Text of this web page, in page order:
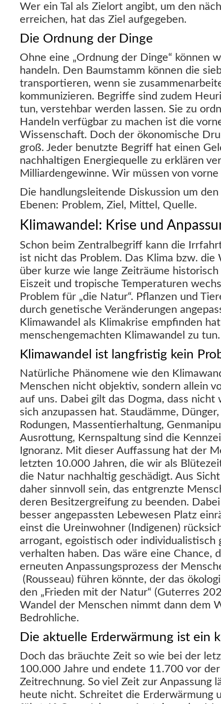
Wer ein Tal als Zielort angibt, um den
erreichen, hat das Ziel aufgegeben.
Die Ordnung der Dinge
Ohne eine „Ordnung der Dinge“ können
handeln. Den Baumstamm können die
transportieren, wenn sie
kommunizieren. Begriffe sind zudem
tun, verstehbar werden lassen. Sie zu
Handeln verfügbar zu machen ist die
Wissenschaft. Doch der ökonomische
groß. Jeder benutzte Begriff hat einen
nachhaltigen Energiequelle zu erklären
Milliardengewinne. Wir müssen von vorne
Die handlungsleitende Diskussion um
Ebenen: Problem, Ziel, Mittel, Quelle.
Klimawandel: Krise und
Schon beim Zentralbegriff kann die
ist nicht das Problem. Das Klima bzw. die
über kurze wie lange Zeiträume
Eiszeit und tropische Temperaturen
Problem für „die Natur“. Pflanzen und
durch genetische Veränderungen
Klimawandel als Klimakrise empfinden
menschengemachten Klimawandel zu tun.
Klimawandel ist langfristig kein
Natürliche Phänomene wie den
Menschen nicht objektiv, sondern allein
auf uns. Dabei gilt das Dogma, dass
sich anzupassen hat. Staudämme,
Rodungen, Massentierhaltung,
Ausrottung, Kernspaltung sind die
Ignoranz. Mit dieser Auffassung hat der
letzten 10.000 Jahren, die wir als
die Natur nachhaltig geschädigt. Aus
daher sinnvoll sein, das entgrenzte
deren Besitzergreifung zu beenden.
besser angepassten Lebewesen Platz
einst die Ureinwohner (Indigenen)
arrogant, egoistisch oder individualistisch
verhalten haben. Das wäre eine Chance,
erneuten Anpassungsprozess der
(Rousseau) führen könnte, der das
den „Frieden mit der Natur“ (Guterres
Wandel der Menschen nimmt dann dem
Bedrohliche.
Die aktuelle Erderwärmung ist ein
Doch das bräuchte Zeit so wie bei der
100.000 Jahre und endete 11.700 vor
Zeitrechnung. So viel Zeit zur Anpassung
heute nicht. Schreitet die Erderwärmung